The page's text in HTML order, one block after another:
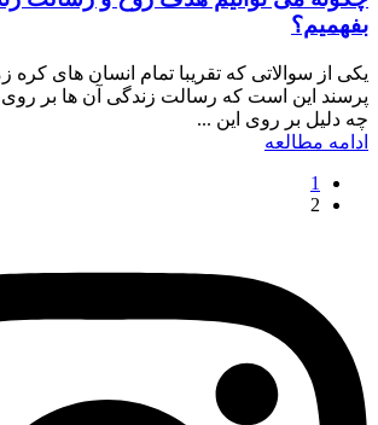
بفهمیم؟
یکی از سوالاتی که تقریبا تمام انسان های کره
پرسند این است که رسالت زندگی آن ها بر
چه دلیل بر روی این ...
ادامه مطالعه
1
2